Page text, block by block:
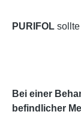
PURIFOL
Bei einer
befindlicher